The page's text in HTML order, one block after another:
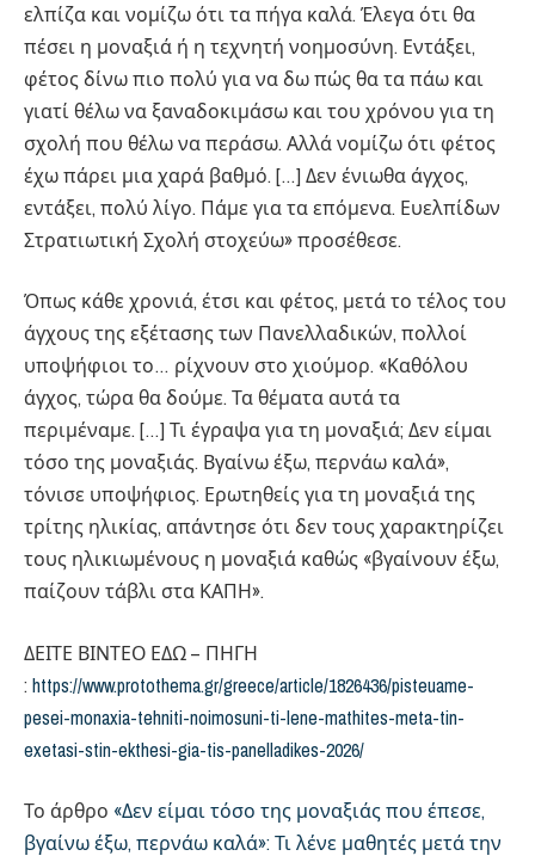
ελπίζα και νομίζω ότι τα πήγα καλά. Έλεγα ότι θα
πέσει η μοναξιά ή η τεχνητή νοημοσύνη. Εντάξει,
φέτος δίνω πιο πολύ για να δω πώς θα τα πάω και
γιατί θέλω να ξαναδοκιμάσω και του χρόνου για τη
σχολή που θέλω να περάσω. Αλλά νομίζω ότι φέτος
έχω πάρει μια χαρά βαθμό. […] Δεν ένιωθα άγχος,
εντάξει, πολύ λίγο. Πάμε για τα επόμενα. Ευελπίδων
Στρατιωτική Σχολή στοχεύω» προσέθεσε.
Όπως κάθε χρονιά, έτσι και φέτος, μετά το τέλος του
άγχους της εξέτασης των Πανελλαδικών, πολλοί
υποψήφιοι το… ρίχνουν στο χιούμορ. «Καθόλου
άγχος, τώρα θα δούμε. Τα θέματα αυτά τα
περιμέναμε. […] Τι έγραψα για τη μοναξιά; Δεν είμαι
τόσο της μοναξιάς. Βγαίνω έξω, περνάω καλά»,
τόνισε υποψήφιος. Ερωτηθείς για τη μοναξιά της
τρίτης ηλικίας, απάντησε ότι δεν τους χαρακτηρίζει
τους ηλικιωμένους η μοναξιά καθώς «βγαίνουν έξω,
παίζουν τάβλι στα ΚΑΠΗ».
ΔΕΙΤΕ ΒΙΝΤΕΟ ΕΔΩ – ΠΗΓΗ
: https://www.protothema.gr/greece/article/1826436/pisteuame-
pesei-monaxia-tehniti-noimosuni-ti-lene-mathites-meta-tin-
exetasi-stin-ekthesi-gia-tis-panelladikes-2026/
Το άρθρο «Δεν είμαι τόσο της μοναξιάς που έπεσε,
βγαίνω έξω, περνάω καλά»: Τι λένε μαθητές μετά την